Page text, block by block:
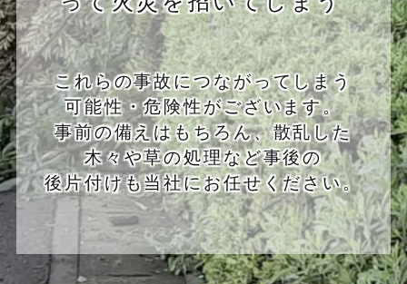
これらの事故につながってしまう
可能性・危険性がございます。
事前の備えはもちろん、散乱した
木々や草の処理など事後の
後片付けも当社にお任せください。